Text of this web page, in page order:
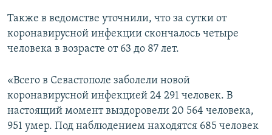
Также в ведомстве уточнили, что за сутки от
коронавирусной инфекции скончалось четыре
человека в возрасте от 63 до 87 лет.
«Всего в Севастополе заболели новой
коронавирусной инфекцией 24 291 человек. В
настоящий момент выздоровели 20 564 человека,
951 умер. Под наблюдением находятся 685 человек